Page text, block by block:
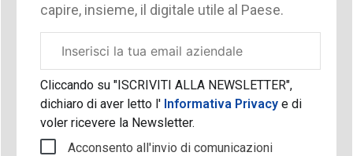
capire, insieme, il digitale utile al Paese.
aziendale
Cliccando su "ISCRIVITI ALLA NEWSLETTER",
dichiaro di aver letto l'Informativa Privacy e di
voler ricevere la Newsletter.
Acconsento all'invio di comunicazioni